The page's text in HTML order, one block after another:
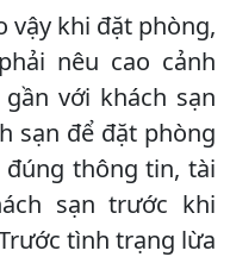
vậy khi đặt phòng,
nêu cao cảnh
với khách sạn
sạn để đặt phòng
thông tin, tài
sạn trước khi
tình trạng lừa